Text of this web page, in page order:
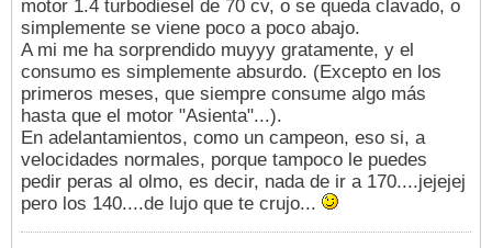
motor 1.4 turbodiesel de 70 cv, o se queda clavado, o
simplemente se viene poco a poco abajo.
A mi me ha sorprendido muyyy gratamente, y el
consumo es simplemente absurdo. (Excepto en los
primeros meses, que siempre consume algo más
hasta que el motor "Asienta"...).
En adelantamientos, como un campeon, eso si, a
velocidades normales, porque tampoco le puedes
pedir peras al olmo, es decir, nada de ir a 170....jejejej
pero los 140....de lujo que te crujo...